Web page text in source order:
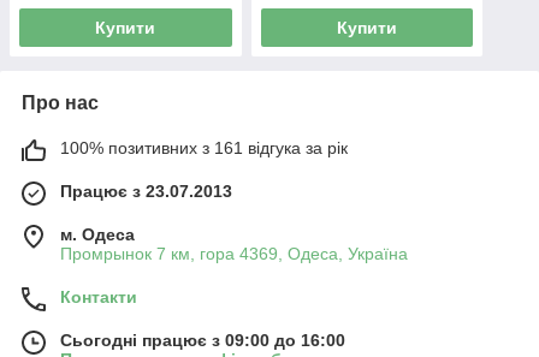
Купити Купити
Про нас
100% позитивних з 161 відгука за рік
Працює з 23.07.2013
м. Одеса
Промрынок 7 км, гора 4369, Одеса, Україна
Контакти
Сьогодні працює з 09:00 до 16:00